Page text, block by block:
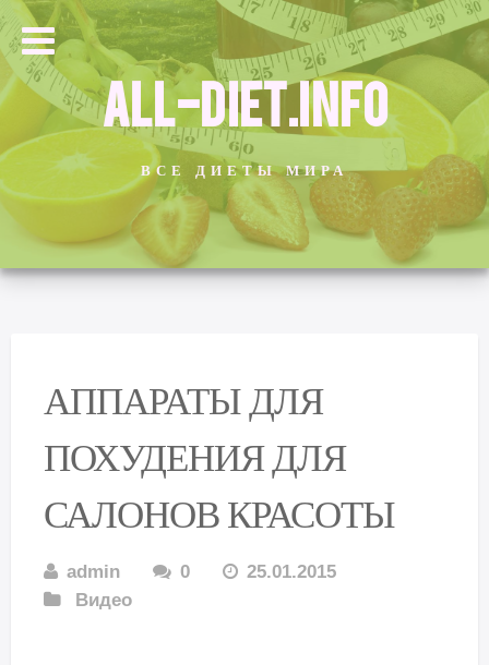
ALL-DIET.INFO
ВСЕ ДИЕТЫ МИРА
АППАРАТЫ ДЛЯ
ПОХУДЕНИЯ ДЛЯ
САЛОНОВ КРАСОТЫ
admin 0
25.01.2015
Видео